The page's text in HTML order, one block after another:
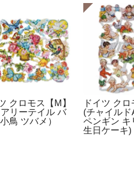
クロモス【M】
リーテイル バ
鳥 ツバメ）
ドイツ ク
(チャイルド
ペンギン キ
生日ケーキ)